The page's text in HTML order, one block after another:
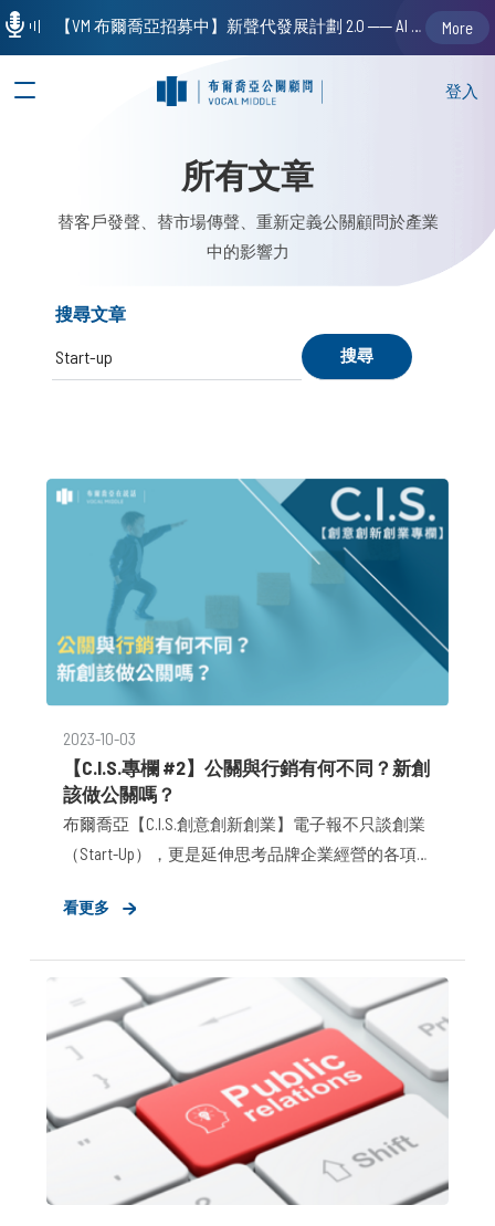
登入
所有文章
替客戶發聲、替市場傳聲、重新定義公關顧問於產業
中的影響力
搜尋文章
2023-10-03
【C.I.S.專欄 #2】公關與行銷有何不同？新創
該做公關嗎？
布爾喬亞【C.I.S.創意創新創業】電子報不只談創業
（Start-Up），更是延伸思考品牌企業經營的各項
言，都是值得思忖的有趣議題。本期我們直接破
看更多
【VM 布爾喬亞招募中】新聲代發展計劃 2.0 ── AI PR 人才加速養成計劃（歡迎「應屆畢業生」、「一年以下相關 / 三年以下非相關經驗工作者」申請加入） More